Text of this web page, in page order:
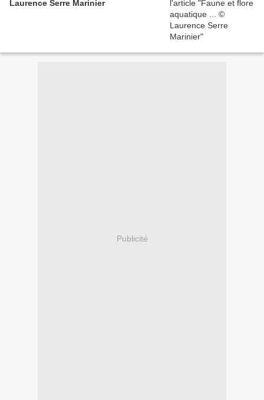
Laurence Serre Marinier
Publicité